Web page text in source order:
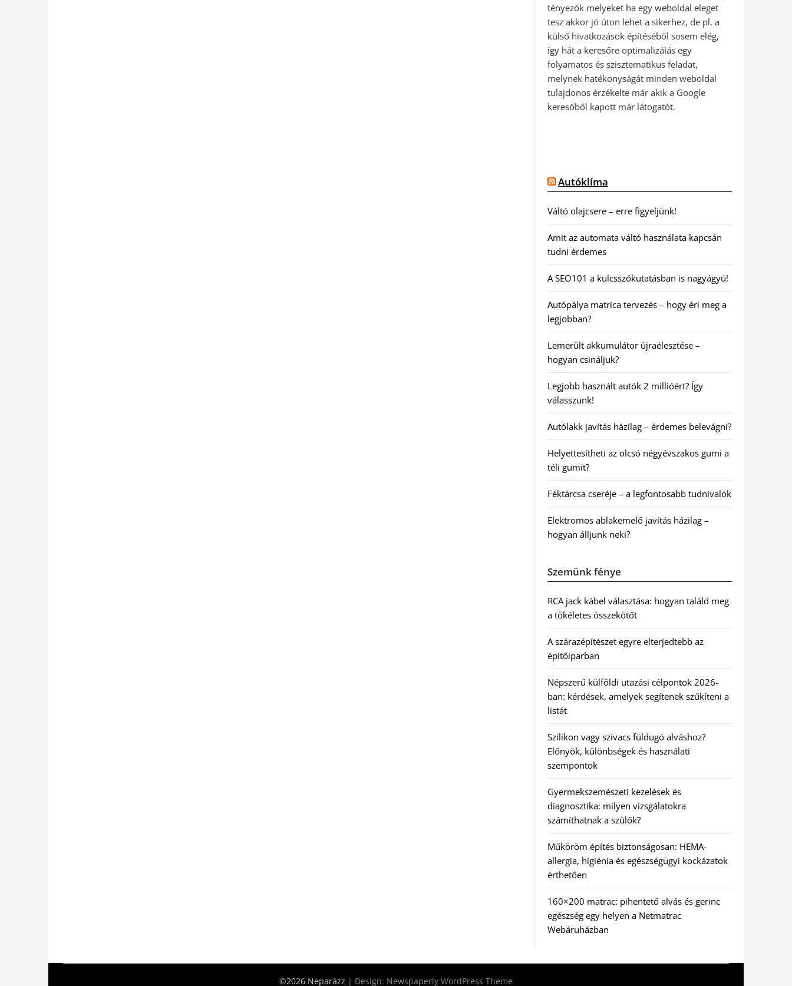
tényezők melyeket ha egy weboldal eleget
tesz akkor jó úton lehet a sikerhez, de pl. a
külső hivatkozások építéséből sosem elég,
így hát a keresőre optimalizálás egy
folyamatos és szisztematikus feladat,
melynek hatékonyságát minden weboldal
tulajdonos érzékelte már akik a Google
keresőből kapott már látogatót.
Autóklíma
Váltó olajcsere – erre figyeljünk!
Amit az automata váltó használata kapcsán
tudni érdemes
A SEO101 a kulcsszókutatásban is nagyágyú!
Autópálya matrica tervezés – hogy éri meg a
legjobban?
Lemerült akkumulátor újraélesztése –
hogyan csináljuk?
Legjobb használt autók 2 millióért? Így
válasszunk!
Autólakk javítás házilag – érdemes belevágni?
Helyettesítheti az olcsó négyévszakos gumi a
téli gumit?
Féktárcsa cseréje – a legfontosabb tudnivalók
Elektromos ablakemelő javítás házilag –
hogyan álljunk neki?
Szemünk fénye
RCA jack kábel választása: hogyan találd meg
a tökéletes összekötőt
A szárazépítészet egyre elterjedtebb az
építőiparban
Népszerű külföldi utazási célpontok 2026-
ban: kérdések, amelyek segítenek szűkíteni a
listát
Szilikon vagy szivacs füldugó alváshoz?
Előnyök, különbségek és használati
szempontok
Gyermekszemészeti kezelések és
diagnosztika: milyen vizsgálatokra
számíthatnak a szülők?
Műköröm építés biztonságosan: HEMA-
allergia, higiénia és egészségügyi kockázatok
érthetően
160×200 matrac: pihentető alvás és gerinc
egészség egy helyen a Netmatrac
Webáruházban
©2026 Neparázz | Design: Newspaperly WordPress Theme